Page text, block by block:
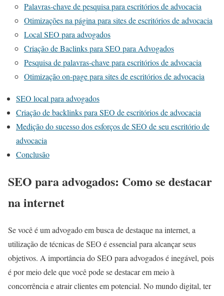
Palavras-chave de pesquisa para escritórios de advocacia
Otimizações na página para sites de escritórios de advocacia
Local SEO para advogados
Criação de Baclinks para SEO para Advogados
Pesquisa de palavras-chave para escritórios de advocacia
Otimização on-page para sites de escritórios de advocacia
SEO local para advogados
Criação de backlinks para SEO de escritórios de advocacia
Medição do sucesso dos esforços de SEO de seu escritório de
advocacia
Conclusão
SEO para advogados: Como se destacar
na internet
Se você é um advogado em busca de destaque na internet, a
utilização de técnicas de SEO é essencial para alcançar seus
objetivos. A importância do SEO para advogados é inegável, pois
é por meio dele que você pode se destacar em meio à
concorrência e atrair clientes em potencial. No mundo digital, ter